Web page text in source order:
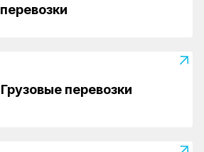
перевозки
Грузовые перевозки